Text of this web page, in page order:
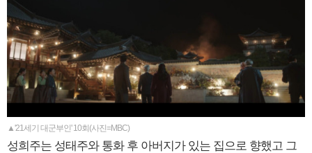
▲'21세기 대군부인' 10회(사진=MBC)
성희주는 성태주와 통화 후 아버지가 있는 집으로 향했고 그